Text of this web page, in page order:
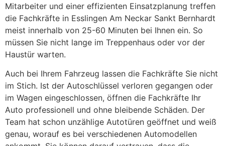
Mitarbeiter und einer effizienten Einsatzplanung treffen
die Fachkräfte in Esslingen Am Neckar Sankt Bernhardt
meist innerhalb von 25-60 Minuten bei Ihnen ein. So
müssen Sie nicht lange im Treppenhaus oder vor der
Haustür warten.
Auch bei Ihrem Fahrzeug lassen die Fachkräfte Sie nicht
im Stich. Ist der Autoschlüssel verloren gegangen oder
im Wagen eingeschlossen, öffnen die Fachkräfte Ihr
Auto professionell und ohne bleibende Schäden. Der
Team hat schon unzählige Autotüren geöffnet und weiß
genau, worauf es bei verschiedenen Automodellen